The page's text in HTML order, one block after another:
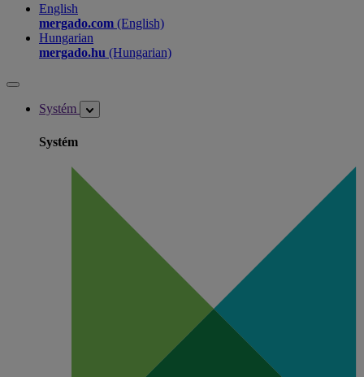
English
mergado.com (English)
Hungarian
mergado.hu (Hungarian)
Systém
Systém